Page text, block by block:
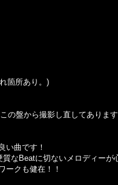
箇所あり。)
の盤から撮影し直してありま
い曲です！
なBeatに切ないメロディーが
ークも健在！！